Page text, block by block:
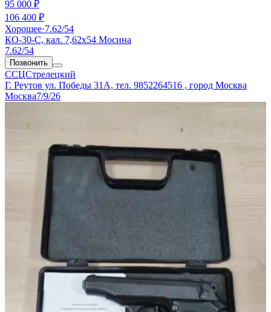
95 000 ₽
106 400 ₽
Хорошее·7.62/54
КО-30-С, кал. 7,62х54 Мосина
7.62/54
Позвонить
ССЦСтрелецкий
Г. Реутов ул. Победы 31А, тел. 9852264516 , город Москва
Москва7/9/26